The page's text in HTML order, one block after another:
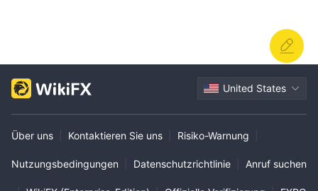
United States
Über uns Kontaktieren Sie uns Risiko-Warnung
Nutzungsbedingungen Datenschutzrichtlinie Anruf suchen